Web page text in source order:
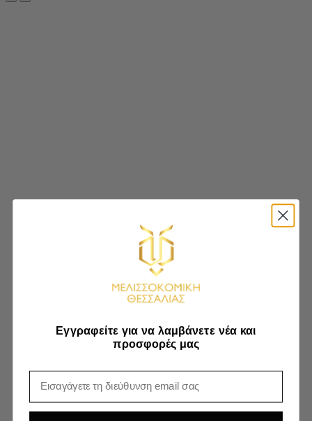
Εγγραφείτε για να λαμβάνετε νέα και
προσφορές μας
Email